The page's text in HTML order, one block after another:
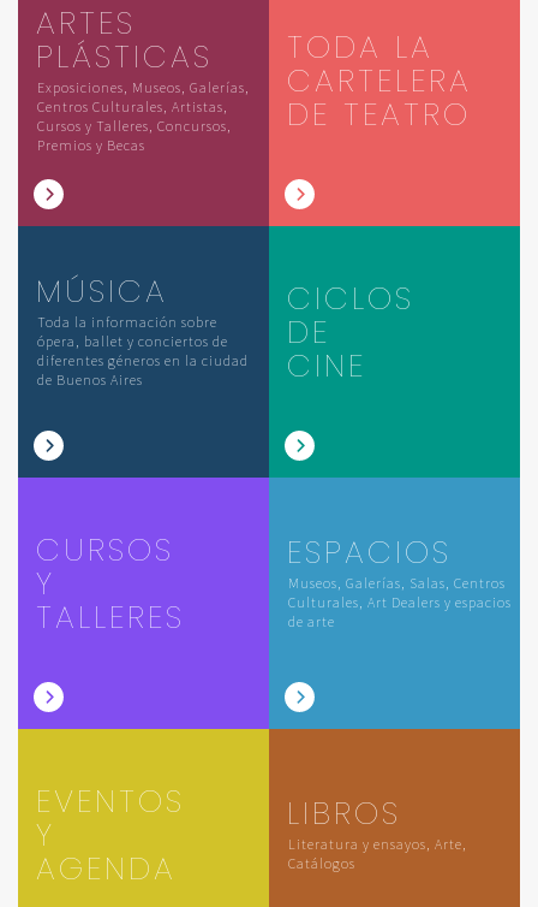
ARTES
PLÁSTICAS
Exposiciones, Museos, Galerías,
Centros Culturales, Artistas,
Cursos y Talleres, Concursos,
Premios y Becas
TODA LA
CARTELERA
DE TEATRO
MÚSICA
Toda la información sobre
ópera, ballet y conciertos de
diferentes géneros en la ciudad
de Buenos Aires
CICLOS
DE
CINE
CURSOS
Y
TALLERES
ESPACIOS
Museos, Galerías, Salas, Centros
Culturales, Art Dealers y espacios
de arte
EVENTOS
Y
AGENDA
LIBROS
Literatura y ensayos, Arte,
Catálogos